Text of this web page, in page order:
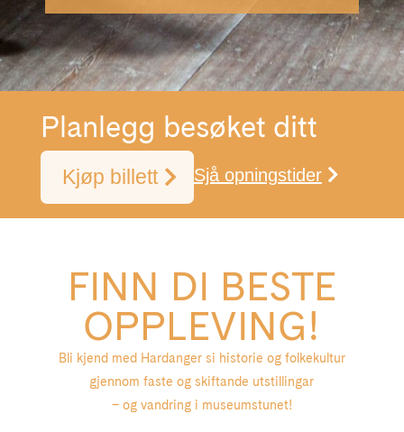
Planlegg besøket ditt
Kjøp billett Sjå opningstider
FINN DI BESTE
OPPLEVING!
Bli kjend med Hardanger si historie og folkekultur
gjennom faste og skiftande utstillingar
– og vandring i museumstunet!